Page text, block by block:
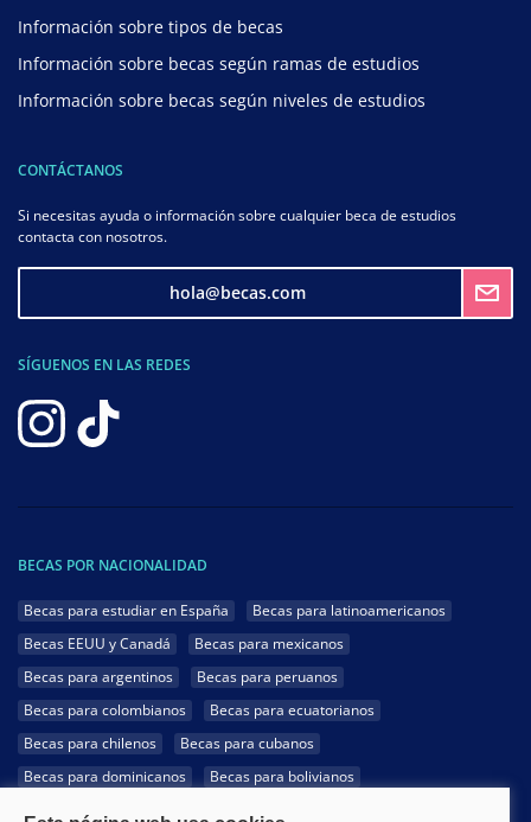
Información sobre tipos de becas
Información sobre becas según ramas de estudios
Información sobre becas según niveles de estudios
CONTÁCTANOS
Si necesitas ayuda o información sobre cualquier beca de estudios
contacta con nosotros.
hola@becas.com
SÍGUENOS EN LAS REDES
BECAS POR NACIONALIDAD
Becas para estudiar en España
Becas para latinoamericanos
Becas EEUU y Canadá
Becas para mexicanos
Becas para argentinos
Becas para peruanos
Becas para colombianos
Becas para ecuatorianos
Becas para chilenos
Becas para cubanos
Becas para dominicanos
Becas para bolivianos